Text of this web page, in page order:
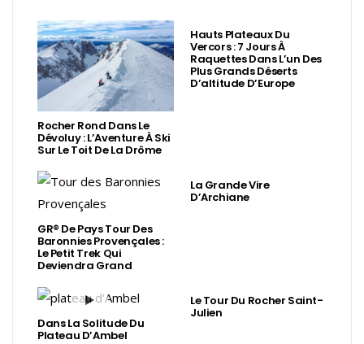
Rocher Rond Dans Le
Dévoluy : L’Aventure À Ski
Sur Le Toit De La Drôme
Hauts Plateaux Du
Vercors : 7 Jours À
Raquettes Dans L’un Des
Plus Grands Déserts
D’altitude D’Europe
GR® De Pays Tour Des
Baronnies Provençales :
Le Petit Trek Qui
Deviendra Grand
La Grande Vire
D’Archiane
Dans La Solitude Du
Plateau D’Ambel
Le Tour Du Rocher Saint-
Julien